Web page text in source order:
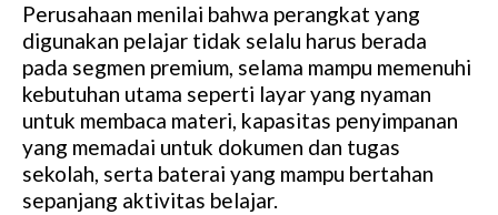
M
u
t
e
Perusahaan menilai bahwa perangkat yang
digunakan pelajar tidak selalu harus berada
pada segmen premium, selama mampu memenuhi
kebutuhan utama seperti layar yang nyaman
untuk membaca materi, kapasitas penyimpanan
yang memadai untuk dokumen dan tugas
sekolah, serta baterai yang mampu bertahan
sepanjang aktivitas belajar.